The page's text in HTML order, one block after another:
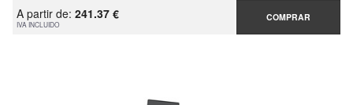
A partir de: 241.37 €
IVA INCLUIDO
COMPRAR